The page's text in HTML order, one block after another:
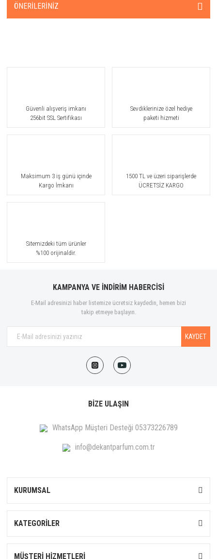
ÖNERILERINIZ
Güvenli alışveriş imkanı
256bit SSL Sertifikası
Sevdiklerinize özel hediye
paketi hizmeti
Maksimum 3 iş günü içinde
Kargo İmkanı
1500 TL ve üzeri siparişlerde
ÜCRETSİZ KARGO
Sitemizdeki tüm ürünler
%100 orijinaldir.
KAMPANYA VE İNDİRİM HABERCİSİ
E-Mail adresinizi haber listemize ücretsiz kaydedin, hemen bizi
takip etmeye başlayın.
KAYDET
BİZE ULAŞIN
WhatsApp Müşteri Desteği 05373226789
info@dekantparfum.com.tr
KURUMSAL
KATEGORİLER
MÜŞTERİ HİZMETLERİ